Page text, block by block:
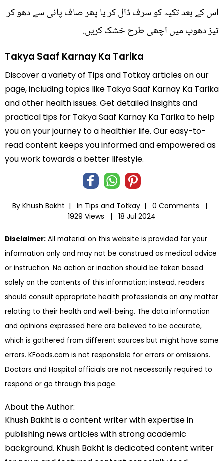
اس کے بعد تکیہ کو سرف ڈال کر یا پھر صاف پانی سے دھو کر
تیز دھوپ میں اچھی طرح خشک کریں.
Takya Saaf Karnay Ka Tarika
Discover a variety of Tips and Totkay articles on our
page, including topics like Takya Saaf Karnay Ka Tarika
and other health issues. Get detailed insights and
practical tips for Takya Saaf Karnay Ka Tarika to help
you on your journey to a healthier life. Our easy-to-
read content keeps you informed and empowered as
you work towards a better lifestyle.
By Khush Bakht | In Tips and Totkay |
0 Comments |
1929 Views |
18 Jul 2024
Disclaimer: All material on this website is provided for your
information only and may not be construed as medical advice
or instruction. No action or inaction should be taken based
solely on the contents of this information; instead, readers
should consult appropriate health professionals on any matter
relating to their health and well-being. The data information
and opinions expressed here are believed to be accurate,
which is gathered from different sources but might have some
errors. KFoods.com is not responsible for errors or omissions.
Doctors and Hospital officials are not necessarily required to
respond or go through this page.
About the Author:
Khush Bakht is a content writer with expertise in
publishing news articles with strong academic
background. Khush Bakht is dedicated content writer